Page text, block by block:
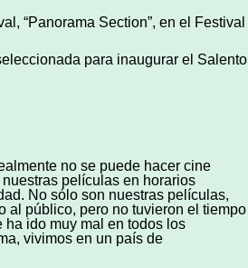
“Panorama Section”, en el Festival
para inaugurar el Salento
no se puede hacer cine
películas en horarios
No sólo son nuestras películas,
al público, pero no tuvieron el tiempo
ido muy mal en todos los
vivimos en un país de